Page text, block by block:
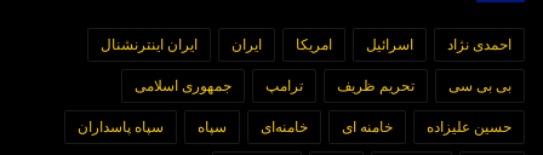
احمدی نژاد اسرائیل امریکا ایران ایران اینترنشنال
بی بی سی تحریم ظریف ترامپ جمهوری اسلامی
حسین علیزاده خامنه ای خامنه‌ای سپاه سپاه پاسداران